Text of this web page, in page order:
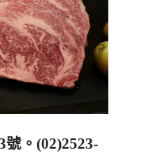
號。 (02)2523-